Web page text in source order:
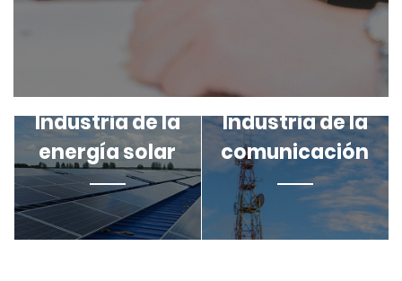
Industria de la
energía solar
Industria de la
comunicación